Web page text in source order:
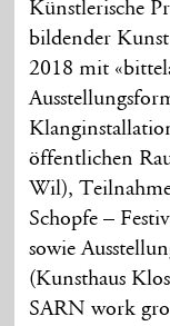
Künstlerische
bildender
2018 mit
öffentlichen
Wil),
Schopfe –
sowie
(Kunsthaus
SARN work